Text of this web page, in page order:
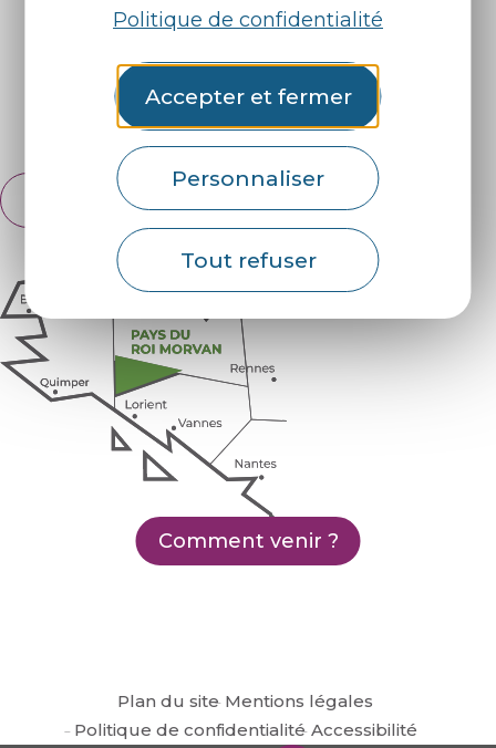
Politique de confidentialité
Accepter et fermer
Personnaliser
Tout refuser
Retrouvez-nous sur :
Espace pro Partenaires
Français
English
Comment venir ?
Plan du site Mentions légales
Politique de confidentialité Accessibilité